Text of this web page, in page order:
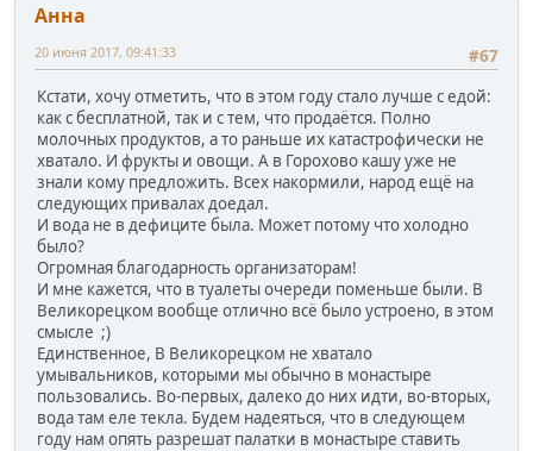
Анна
#67
20 июня 2017, 09:41:33
Кстати, хочу отметить, что в этом году стало лучше с едой:
как с бесплатной, так и с тем, что продаётся. Полно
молочных продуктов, а то раньше их катастрофически не
хватало. И фрукты и овощи. А в Горохово кашу уже не
знали кому предложить. Всех накормили, народ ещё на
следующих привалах доедал.
И вода не в дефиците была. Может потому что холодно
было?
Огромная благодарность организаторам!
И мне кажется, что в туалеты очереди поменьше были. В
Великорецком вообще отлично всё было устроено, в этом
смысле ;)
Единственное, В Великорецком не хватало
умывальников, которыми мы обычно в монастыре
пользовались. Во-первых, далеко до них идти, во-вторых,
вода там еле текла. Будем надеяться, что в следующем
году нам опять разрешат палатки в монастыре ставить